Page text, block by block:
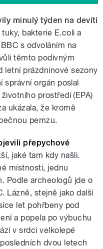
minulý týden na devíti
tuky, bakterie E.coli a
s odvoláním na
těmto podivným
letní prázdninové sezony
správní orgán poslal
prostředí (EPA)
ukázala, že kromě
pemzu.
přepychové
jaké tam kdy našli.
místnosti, jednu
Podle archeologů jde o
Lázně, stejně jako další
let pohřbeny pod
a popela po výbuchu
v srdci velkolepé
dvou letech